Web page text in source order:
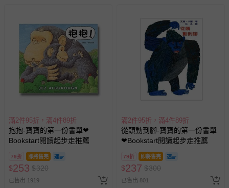
滿2件95折，滿4件89折
抱抱-寶寶的第一份書單❤
Bookstart閱讀起步走推薦
79折 即將售完
$253 $320
已售出 1919
滿2件95折，滿4件89折
從頭動到腳-寶寶的第一份書單
❤Bookstart閱讀起步走推薦
79折 即將售完
$237 $300
已售出 801